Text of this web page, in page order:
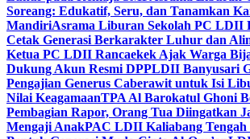
Soreang: Edukatif, Seru, dan Tanamkan
MandiriAsrama Liburan Sekolah PC LDII
Cetak Generasi Berkarakter Luhur dan
Ketua PC LDII Rancaekek Ajak Warga
Dukung Akun Resmi DPPLDII Banyusari
Pengajian Generus Caberawit untuk Isi
Nilai KeagamaanTPA Al Barokatul Ghoni
Pembagian Rapor, Orang Tua Diingatkan
Mengaji AnakPAC LDII Kaliabang Tengah